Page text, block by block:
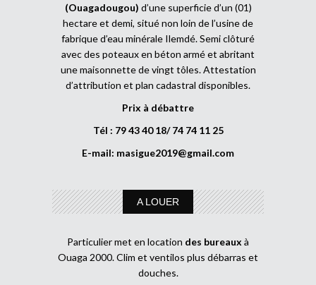
(Ouagadougou) d’une superficie d’un (01)
hectare et demi, situé non loin de l’usine de
fabrique d’eau minérale Ilemdé. Semi clôturé
avec des poteaux en béton armé et abritant
une maisonnette de vingt tôles. Attestation
d’attribution et plan cadastral disponibles.
Prix à débattre
Tél : 79 43 40 18/ 74 74 11 25
E-mail: masigue2019@gmail.com
A LOUER
Particulier met en location des bureaux à
Ouaga 2000. Clim et ventilos plus débarras et
douches.